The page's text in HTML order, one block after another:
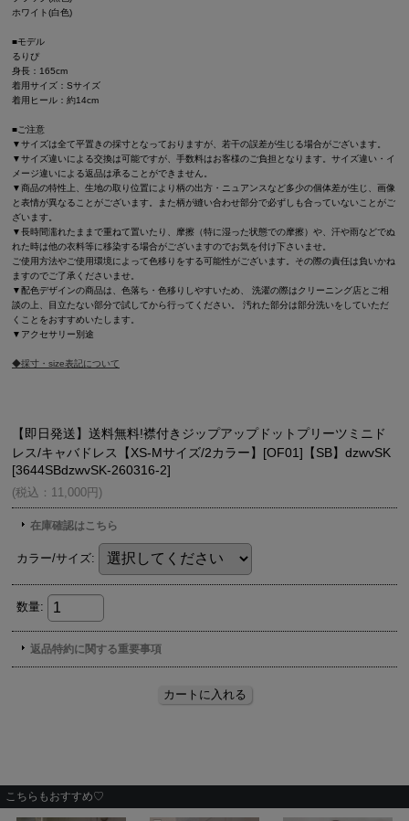
ホワイト(白色)
■モデル
るりぴ
身長：165cm
着用サイズ：Sサイズ
着用ヒール：約14cm
■ご注意
▼サイズは全て平置きの採寸となっておりますが、若干の誤差が生じる場合がございます。
▼サイズ違いによる交換は可能ですが、手数料はお客様のご負担となります。サイズ違い・イ
メージ違いによる返品は承ることができません。
▼商品の特性上、生地の取り位置により柄の出方・ニュアンスなど多少の個体差が生じ、画像
と表情が異なることがございます。また柄が縫い合わせ部分で必ずしも合っていないことがご
ざいます。
▼長時間濡れたままで重ねて置いたり、摩擦（特に湿った状態での摩擦）や、汗や雨などでぬ
れた時は他の衣料等に移染する場合がございますのでお気を付け下さいませ。
ご使用方法やご使用環境によって色移りをする可能性がございます。その際の責任は負いかね
ますのでご了承くださいませ。
▼配色デザインの商品は、色落ち・色移りしやすいため、 洗濯の際はクリーニング店とご相
談の上、目立たない部分で試してから行ってください。 汚れた部分は部分洗いをしていただ
くことをおすすめいたします。
▼アクセサリー別途
◆採寸・size表記について
こちらもおすすめ♡